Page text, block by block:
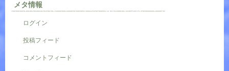
メタ情報
ログイン
投稿フィード
コメントフィード